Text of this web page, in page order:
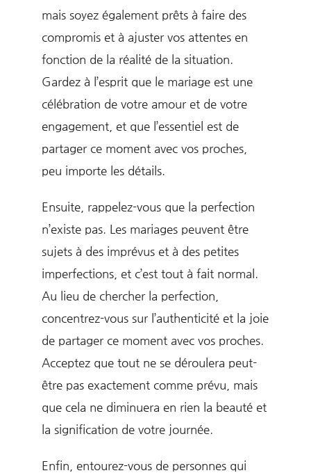
mais soyez également prêts à faire des
compromis et à ajuster vos attentes en
fonction de la réalité de la situation.
Gardez à l’esprit que le mariage est une
célébration de votre amour et de votre
engagement, et que l’essentiel est de
partager ce moment avec vos proches,
peu importe les détails.
Ensuite, rappelez-vous que la perfection
n’existe pas. Les mariages peuvent être
sujets à des imprévus et à des petites
imperfections, et c’est tout à fait normal.
Au lieu de chercher la perfection,
concentrez-vous sur l’authenticité et la joie
de partager ce moment avec vos proches.
Acceptez que tout ne se déroulera peut-
être pas exactement comme prévu, mais
que cela ne diminuera en rien la beauté et
la signification de votre journée.
Enfin, entourez-vous de personnes qui